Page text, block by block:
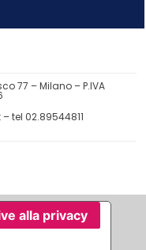
77 – Milano – P.IVA
– tel 02.89544811
alla privacy